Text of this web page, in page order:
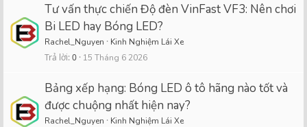
Tư vấn thực chiến Độ đèn VinFast VF3: Nên chơi
Bi LED hay Bóng LED?
Rachel_Nguyen Kinh Nghiệm Lái Xe
Trả lời 0 15 Tháng 6 2026
Bảng xếp hạng: Bóng LED ô tô hãng nào tốt và
được chuộng nhất hiện nay?
Rachel_Nguyen Kinh Nghiệm Lái Xe